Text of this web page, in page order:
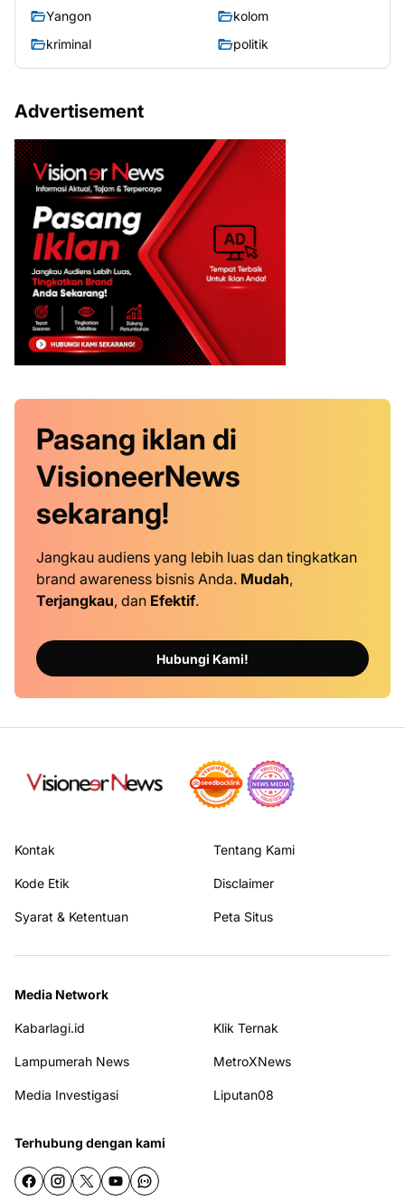
Yangon
kolom
kriminal
politik
Advertisement
Pasang iklan di
VisioneerNews
sekarang!
Jangkau audiens yang lebih luas dan tingkatkan
brand awareness bisnis Anda. Mudah,
Terjangkau, dan Efektif.
Hubungi Kami!
Kontak Tentang Kami
Kode Etik Disclaimer
Syarat & Ketentuan Peta Situs
Media Network
Kabarlagi.id Klik Ternak
Lampumerah News MetroXNews
Media Investigasi Liputan08
Terhubung dengan kami